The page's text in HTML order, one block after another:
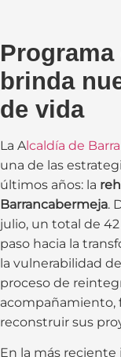
brinda
de vida
La Alcaldía de
una de las
últimos años: la
Barrancabermeja.
julio, un total de
paso hacia la
la vulnerabilidad
proceso de
acompañamiento,
reconstruir sus
En la más